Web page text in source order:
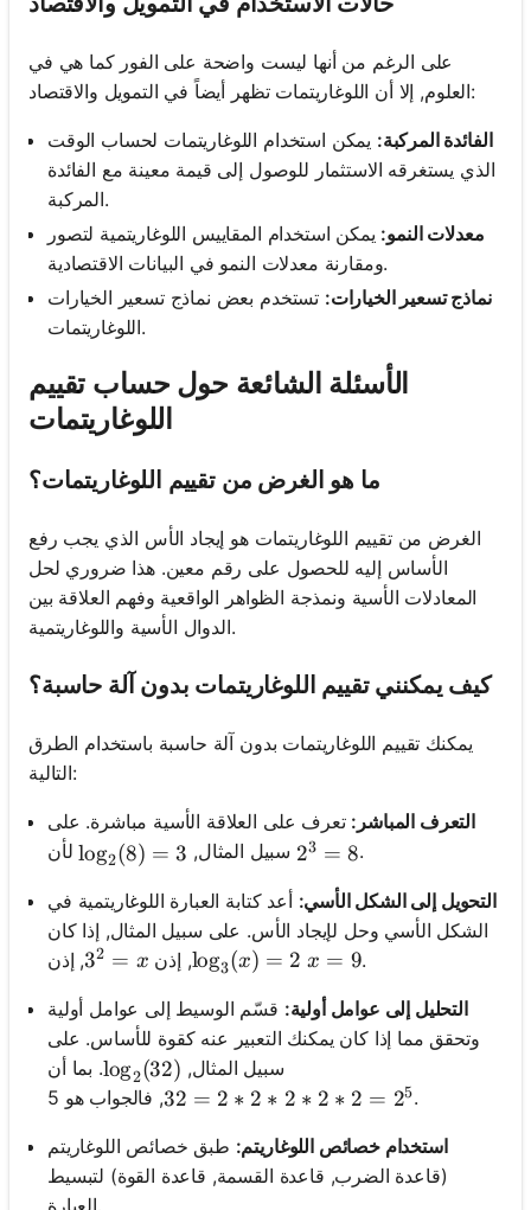
على الرغم من أنها ليست واضحة على الفور كما هي في
العلوم, إلا أن اللوغاريتمات تظهر أيضاً في التمويل والاقتصاد:
الفائدة المركبة: يمكن استخدام اللوغاريتمات لحساب الوقت
الذي يستغرقه الاستثمار للوصول إلى قيمة معينة مع الفائدة
المركبة.
معدلات النمو: يمكن استخدام المقاييس اللوغاريتمية لتصور
ومقارنة معدلات النمو في البيانات الاقتصادية.
نماذج تسعير الخيارات: تستخدم بعض نماذج تسعير الخيارات
اللوغاريتمات.
الأسئلة الشائعة حول حساب تقييم
اللوغاريتمات
ما هو الغرض من تقييم اللوغاريتمات؟
الغرض من تقييم اللوغاريتمات هو إيجاد الأس الذي يجب رفع
الأساس إليه للحصول على رقم معين. هذا ضروري لحل
المعادلات الأسية ونمذجة الظواهر الواقعية وفهم العلاقة بين
الدوال الأسية واللوغاريتمية.
كيف يمكنني تقييم اللوغاريتمات بدون آلة حاسبة؟
يمكنك تقييم اللوغاريتمات بدون آلة حاسبة باستخدام الطرق
التالية:
التعرف المباشر: تعرف على العلاقة الأسية مباشرة. على
سبيل المثال,\log_2(8) = 3
log2(8) = 3 2^3 = 8
23 = 8.
التحويل إلى الشكل الأسي: أعد كتابة العبارة اللوغاريتمية في
الشكل الأسي وحل لإيجاد الأس. على سبيل المثال, إذا كان
\log_3(x) = 2
log3(x) = 2 , إذن3^2 = x
32 = x , إذنx = 9
x = 9.
التحليل إلى عوامل أولية: قسّم الوسيط إلى عوامل أولية
وتحقق مما إذا كان يمكنك التعبير عنه كقوة للأساس. على
سبيل المثال,\log_2(32)
log2(32) . بما أن
32 = 2*2*2*2*2 = 2^5
32 = 2 ∗ 2 ∗ 2 ∗ 2 ∗ 2 = 25, فالجواب هو 5.
استخدام خصائص اللوغاريتم: طبق خصائص اللوغاريتم
(قاعدة الضرب, قاعدة القسمة, قاعدة القوة) لتبسيط